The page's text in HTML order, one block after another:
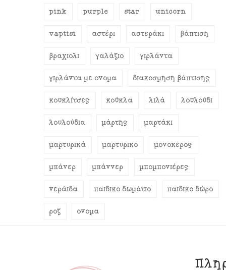
pink purple star unicorn
vaptisi αστέρι αστεράκι βάπτιση
βραχιόλι γαλάζιο γιρλάντα
γιρλάντα με όνομα διακόσμηση βάπτισης
κουκλίτσες κούκλα λιλά λουλούδι
λουλούδια μάρτης μαρτάκι
μαρτυρικά μαρτυρικό μονόκερος
μπάνερ μπάννερ μπομπονιέρες
νεράιδα παιδικό δωμάτιο παιδικό δώρο
ροζ όνομα